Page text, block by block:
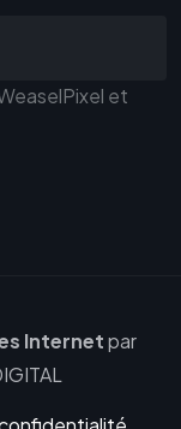
et
Internetpar